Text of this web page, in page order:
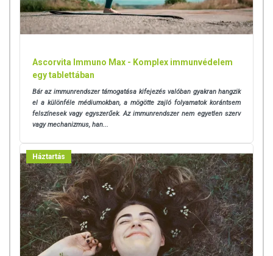
Ascorvita Immuno Max - Komplex immunvédelem
egy tablettában
Bár az immunrendszer támogatása kifejezés valóban gyakran hangzik
el a különféle médiumokban, a mögötte zajló folyamatok korántsem
felszínesek vagy egyszerűek. Az immunrendszer nem egyetlen szerv
vagy mechanizmus, han...
Háztartás